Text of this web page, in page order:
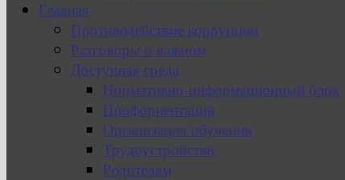
Главная
Противодействие коррупции
Разговоры о важном
Доступная среда
Нормативно-информационный блок
Профориентация
Организация обучения
Трудоустройство
Родителям